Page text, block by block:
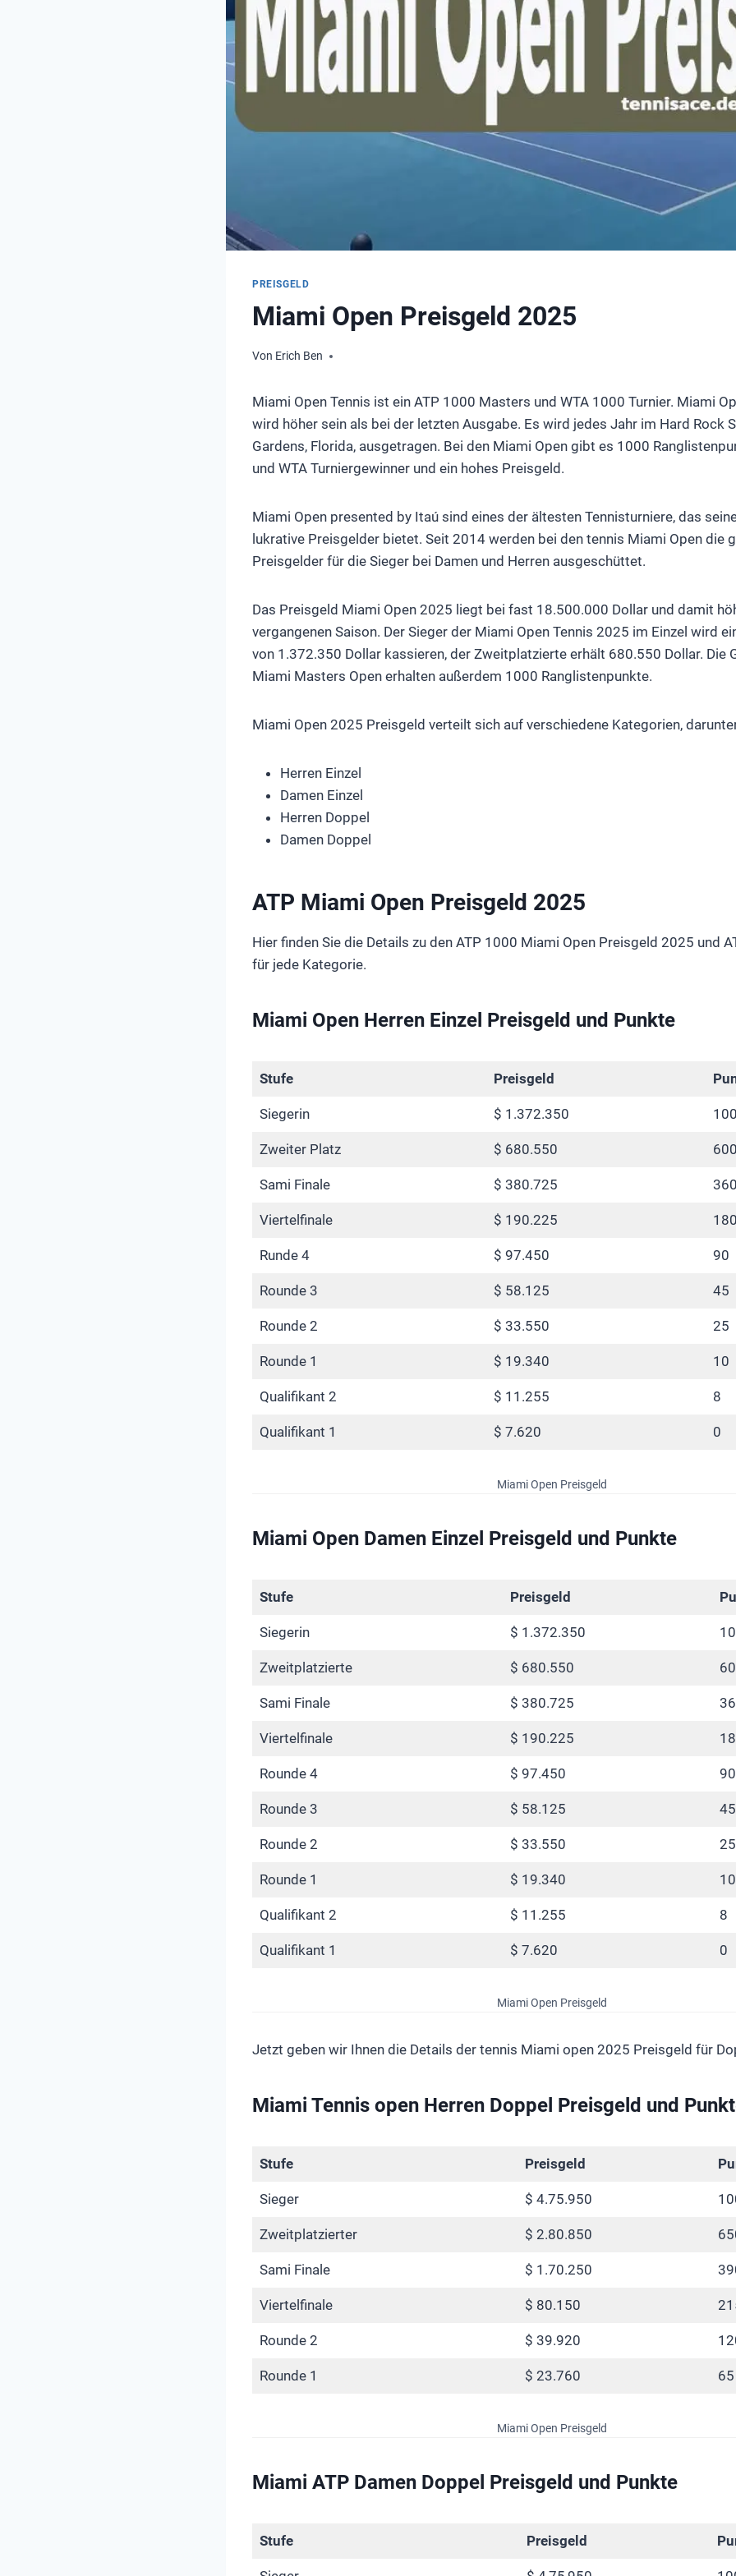
PREISGELD
Miami Open Preisgeld 2025
Von Erich Ben
Miami Open Tennis ist ein ATP 1000 Masters und WTA 1000 Turnier. Miami
wird höher sein als bei der letzten Ausgabe. Es wird jedes Jahr im Hard Rock
Gardens, Florida, ausgetragen. Bei den Miami Open gibt es 1000
und WTA Turniergewinner und ein hohes Preisgeld.
Miami Open presented by Itaú sind eines der ältesten Tennisturniere, das
lukrative Preisgelder bietet. Seit 2014 werden bei den tennis Miami Open die
Preisgelder für die Sieger bei Damen und Herren ausgeschüttet.
Das Preisgeld Miami Open 2025 liegt bei fast 18.500.000 Dollar und damit
vergangenen Saison. Der Sieger der Miami Open Tennis 2025 im Einzel wird
von 1.372.350 Dollar kassieren, der Zweitplatzierte erhält 680.550 Dollar. Die
Miami Masters Open erhalten außerdem 1000 Ranglistenpunkte.
Miami Open 2025 Preisgeld verteilt sich auf verschiedene Kategorien,
Herren Einzel
Damen Einzel
Herren Doppel
Damen Doppel
ATP Miami Open Preisgeld 2025
Hier finden Sie die Details zu den ATP 1000 Miami Open Preisgeld 2025 und
für jede Kategorie.
Miami Open Herren Einzel Preisgeld und Punkte
Stufe Preisgeld
Siegerin $ 1.372.350
Zweiter Platz $ 680.550 600
Sami Finale $ 380.725 360
Viertelfinale $ 190.225 180
Runde 4 $ 97.450 90
Rounde 3 $ 58.125 45
Rounde 2 $ 33.550 25
Rounde 1 $ 19.340 10
Qualifikant 2 $ 11.255 8
Qualifikant 1 $ 7.620 0
Miami Open Preisgeld
Miami Open Damen Einzel Preisgeld und Punkte
Stufe Preisgeld
Siegerin $ 1.372.350
Zweitplatzierte $ 680.550
Sami Finale $ 380.725
Viertelfinale $ 190.225
Rounde 4 $ 97.450 90
Rounde 3 $ 58.125 45
Rounde 2 $ 33.550 25
Rounde 1 $ 19.340 10
Qualifikant 2 $ 11.255 8
Qualifikant 1 $ 7.620 0
Miami Open Preisgeld
Jetzt geben wir Ihnen die Details der tennis Miami open 2025 Preisgeld für
Miami Tennis open Herren Doppel Preisgeld und
Stufe Preisgeld
Sieger $ 4.75.950
Zweitplatzierter $ 2.80.850
Sami Finale $ 1.70.250
Viertelfinale $ 80.150
Rounde 2 $ 39.920
Rounde 1 $ 23.760 65
Miami Open Preisgeld
Miami ATP Damen Doppel Preisgeld und Punkte
Stufe Preisgeld